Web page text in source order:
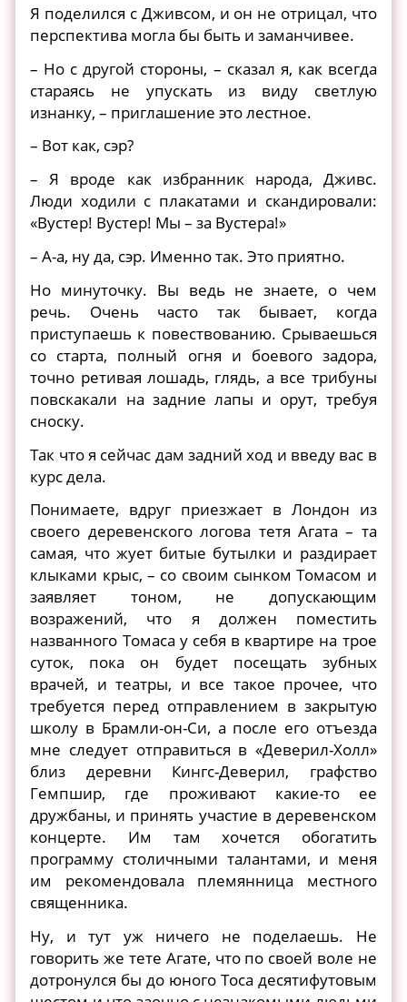
Я поделился с Дживсом, и он не отрицал, что
перспектива могла бы быть и заманчивее.
– Но с другой стороны, – сказал я, как всегда
стараясь не упускать из виду светлую
изнанку, – приглашение это лестное.
– Вот как, сэр?
– Я вроде как избранник народа, Дживс.
Люди ходили с плакатами и скандировали:
«Вустер! Вустер! Мы – за Вустера!»
– А-а, ну да, сэр. Именно так. Это приятно.
Но минуточку. Вы ведь не знаете, о чем
речь. Очень часто так бывает, когда
приступаешь к повествованию. Срываешься
со старта, полный огня и боевого задора,
точно ретивая лошадь, глядь, а все трибуны
повскакали на задние лапы и орут, требуя
сноску.
Так что я сейчас дам задний ход и введу вас в
курс дела.
Понимаете, вдруг приезжает в Лондон из
своего деревенского логова тетя Агата – та
самая, что жует битые бутылки и раздирает
клыками крыс, – со своим сынком Томасом и
заявляет тоном, не допускающим
возражений, что я должен поместить
названного Томаса у себя в квартире на трое
суток, пока он будет посещать зубных
врачей, и театры, и все такое прочее, что
требуется перед отправлением в закрытую
школу в Брамли-он-Си, а после его отъезда
мне следует отправиться в «Деверил-Холл»
близ деревни Кингс-Деверил, графство
Гемпшир, где проживают какие-то ее
дружбаны, и принять участие в деревенском
концерте. Им там хочется обогатить
программу столичными талантами, и меня
им рекомендовала племянница местного
священника.
Ну, и тут уж ничего не поделаешь. Не
говорить же тете Агате, что по своей воле не
дотронулся бы до юного Тоса десятифутовым